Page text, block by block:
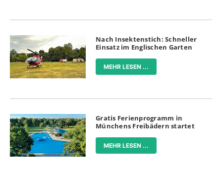
Nach Insektenstich: Schneller
Einsatz im Englischen Garten
MEHR LESEN ...
Gratis Ferienprogramm in
Münchens Freibädern startet
MEHR LESEN ...